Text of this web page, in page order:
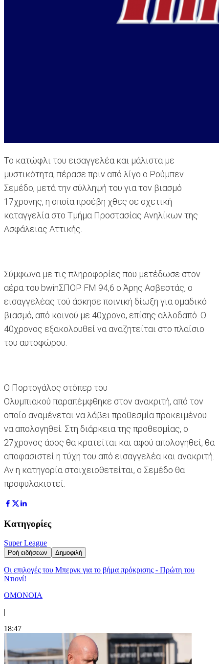
Το κατώφλι του εισαγγελέα και μάλιστα με
μυστικότητα, πέρασε πριν από λίγο ο Ρούμπεν
Σεμέδο, μετά την σύλληψή του για τον βιασμό
17χρονης, η οποία προέβη χθες σε σχετική
καταγγελία στο Τμήμα Προστασίας Ανηλίκων της
Ασφάλειας Αττικής.
Σύμφωνα με τις πληροφορίες που μετέδωσε στον
αέρα του bwinΣΠΟΡ FM 94,6 ο Άρης Ασβεστάς, ο
εισαγγελέας τού άσκησε ποινική δίωξη για ομαδικό
βιασμό, από κοινού με 40χρονο, επίσης αλλοδαπό. Ο
40χρονος εξακολουθεί να αναζητείται στο πλαίσιο
του αυτοφώρου.
Ο Πορτογάλος στόπερ του
Ολυμπιακού παραπέμφθηκε στον ανακριτή, από τον
οποίο αναμένεται να λάβει προθεσμία προκειμένου
να απολογηθεί. Στη διάρκεια της προθεσμίας, ο
27χρονος άσος θα κρατείται και αφού απολογηθεί, θα
αποφασιστεί η τύχη του από εισαγγελέα και ανακριτή.
Αν η κατηγορία στοιχειοθετείται, ο Σεμέδο θα
προφυλακιστεί.
Κατηγορίες
Super League
Ροή ειδήσεων Δημοφιλή
Οι επιλογές του Μπεργκ για το βήμα πρόκρισης - Πρώτη του
Ντιονί!
ΟΜΟΝΟΙΑ
|
18:47